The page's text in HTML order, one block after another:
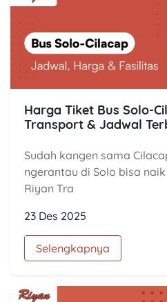
Harga Tiket Bus Solo-
Transport & Jadwal
Sudah kangen sama
ngerantau di Solo bisa
Riyan Tra
23 Des 2025
Selengkapnya